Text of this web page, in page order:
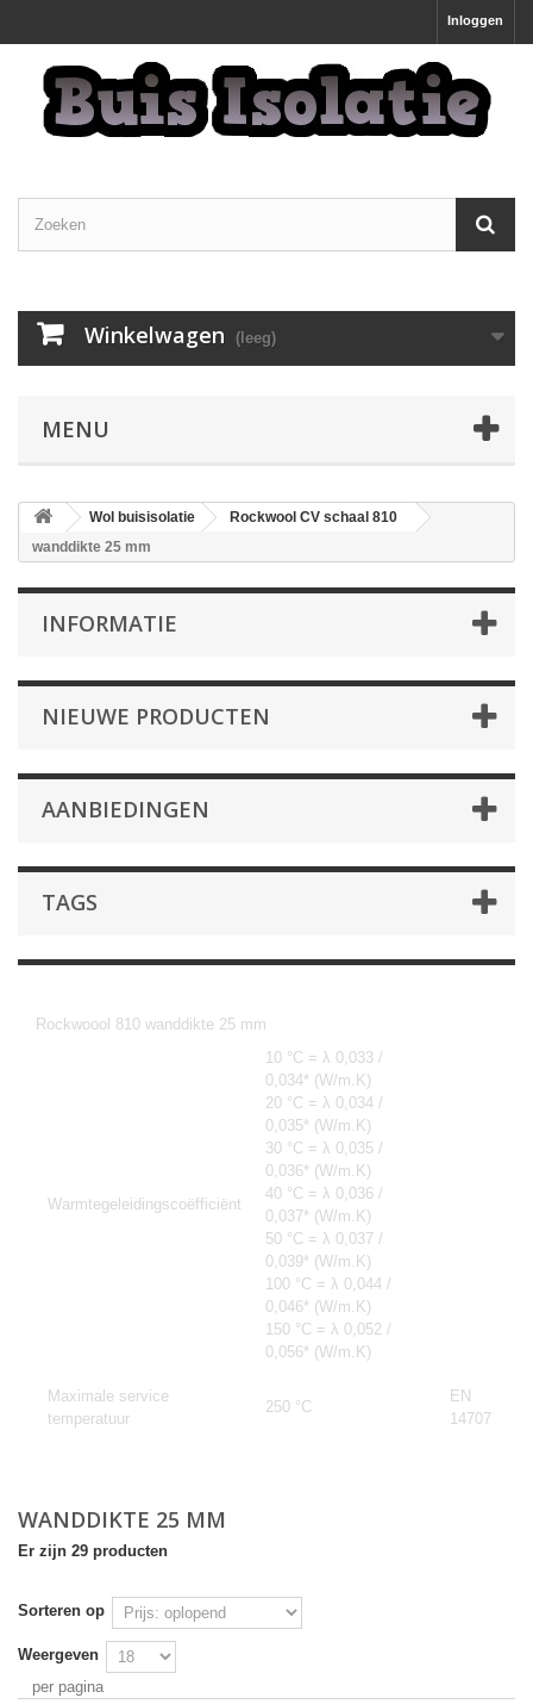
Inloggen
Winkelwagen (leeg)
MENU
Wol buisisolatie
Rockwool CV schaal 810
wanddikte 25 mm
INFORMATIE
NIEUWE PRODUCTEN
AANBIEDINGEN
TAGS
Rockwoool 810 wanddikte 25 mm
Warmtegeleidingscoëfficiënt
10 °C = λ 0,033 /
0,034* (W/m.K)
20 °C = λ 0,034 /
0,035* (W/m.K)
30 °C = λ 0,035 /
0,036* (W/m.K)
40 °C = λ 0,036 /
0,037* (W/m.K)
50 °C = λ 0,037 /
0,039* (W/m.K)
100 °C = λ 0,044 /
0,046* (W/m.K)
150 °C = λ 0,052 /
0,056* (W/m.K)
Maximale service
temperatuur
250 °C
EN
14707
WANDDIKTE 25 MM
Er zijn 29 producten
Sorteren op
Weergeven
per pagina